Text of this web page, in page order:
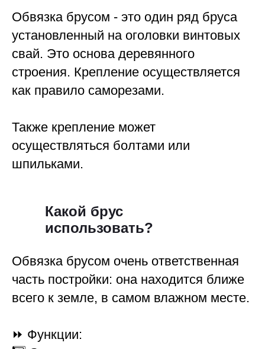
Обвязка брусом - это один ряд бруса
установленный на оголовки винтовых
свай. Это основа деревянного
строения. Крепление осуществляется
как правило саморезами.
Также крепление может
осуществляться болтами или
шпильками.
Какой брус
использовать?
Обвязка брусом очень ответственная
часть постройки: она находится ближе
всего к земле, в самом влажном месте.
⏩ Функции: